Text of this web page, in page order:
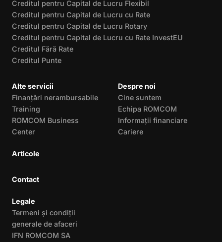
Creditul pentru Capital de Lucru Flexibil
Creditul pentru Capital de Lucru cu Rate
Creditul pentru Capital de Lucru Rotary
Creditul pentru Capital de Lucru cu Rate InvestEU
Creditul Fără Rate
Creditul Punte
Alte servicii
Finanțări nerambursabile
Training
ROMCOM Business
Center
Articole
Despre noi
Cine suntem
Echipa ROMCOM
Informații financiare
Cariere
Contact
Legale
Termeni și condiții
generale de afaceri
IFN ROMCOM SA